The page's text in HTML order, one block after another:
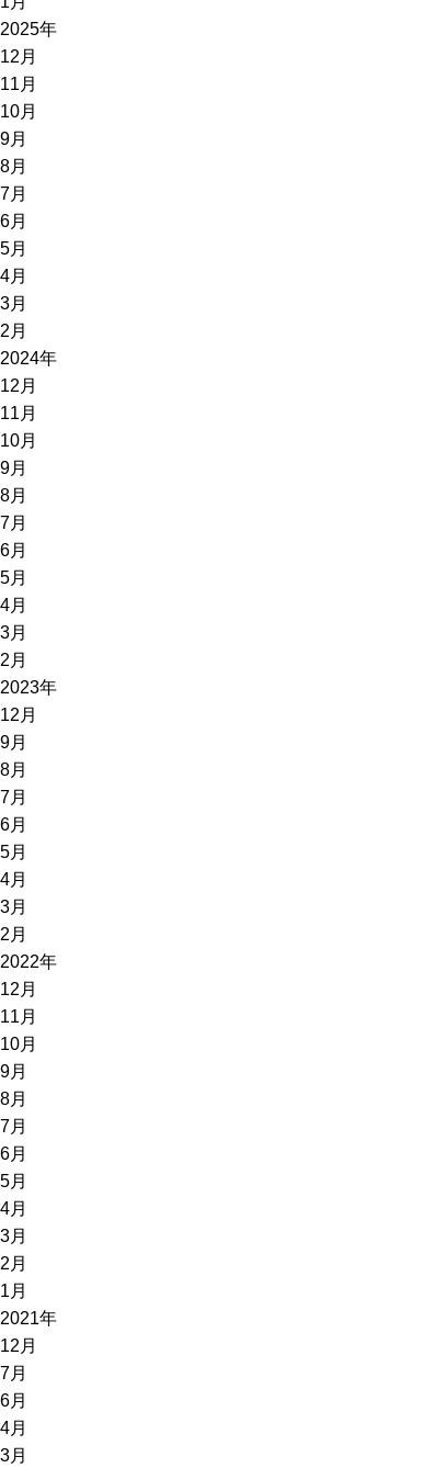
2025年
12月
11月
10月
9月
8月
7月
6月
5月
4月
3月
2月
2024年
12月
11月
10月
9月
8月
7月
6月
5月
4月
3月
2月
2023年
12月
9月
8月
7月
6月
5月
4月
3月
2月
2022年
12月
11月
10月
9月
8月
7月
6月
5月
4月
3月
2月
1月
2021年
12月
7月
6月
4月
3月